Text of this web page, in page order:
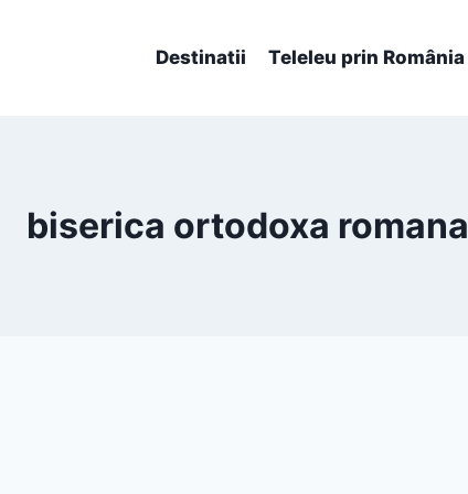
Destinatii Teleleu prin România
biserica ortodoxa romana